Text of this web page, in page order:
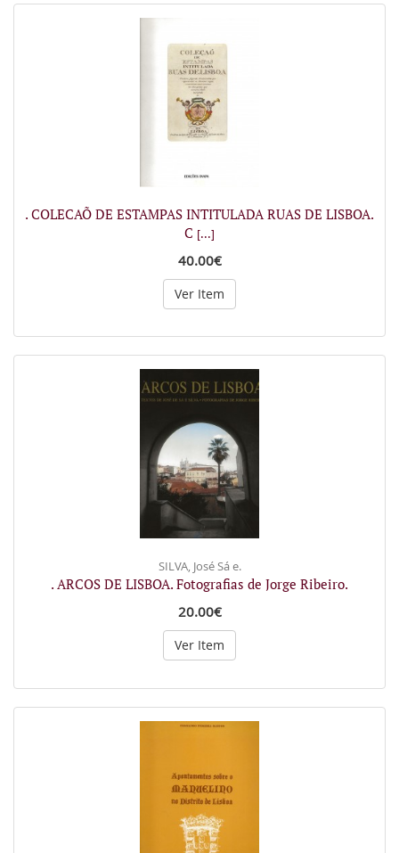
. COLECAÕ DE ESTAMPAS INTITULADA RUAS DE LISBOA.
C [...]
40.00€
Ver Item
SILVA, José Sá e.
. ARCOS DE LISBOA. Fotografias de Jorge Ribeiro.
20.00€
Ver Item